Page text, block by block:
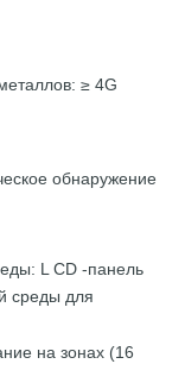
≥ 4G
обнаружение
L CD -панель
среды для
на зонах (16